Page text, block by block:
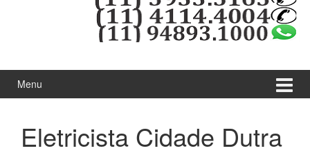
Menu
Eletricista Cidade Dutra